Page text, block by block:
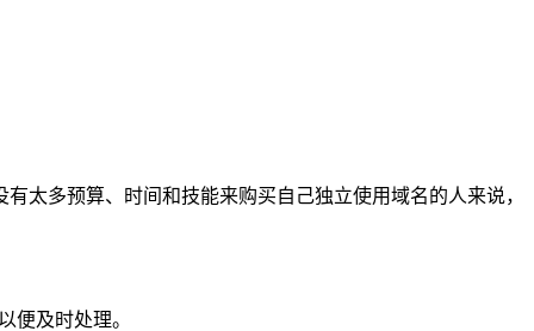
太多预算、时间和技能来购买自己独立使用域名的人来说，
便及时处理。